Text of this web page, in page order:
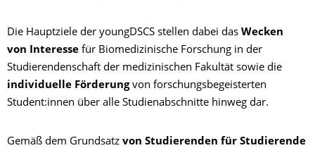
Die Hauptziele der youngDSCS stellen dabei das Wecken
von Interesse für Biomedizinische Forschung in der
Studierendenschaft der medizinischen Fakultät sowie die
individuelle Förderungvon forschungsbegeisterten
Student:innen über alle Studienabschnitte hinweg dar.
Gemäß dem Grundsatz von Studierenden für Studierende